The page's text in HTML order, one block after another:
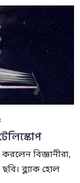
করলেন বিজ্ঞানীরা,
ব্ল্যাক হোল